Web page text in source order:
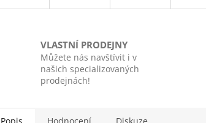
VLASTNÍ PRODEJNY
Můžete nás navštívit i v
našich specializovaných
prodejnách!
Popis Hodnocení Diskuze